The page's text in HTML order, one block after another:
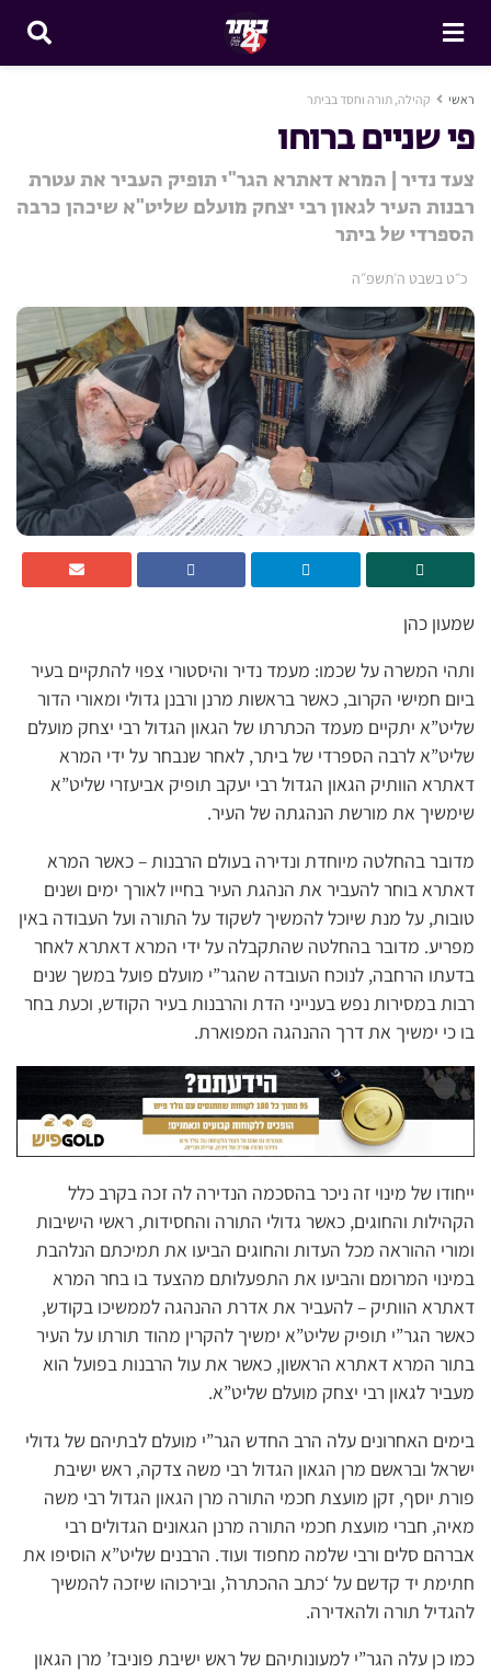
ראשי קהילה, תורה וחסד בביתר
פי שניים ברוחו
צעד נדיר | המרא דאתרא הגר"י תופיק העביר את עטרת
רבנות העיר לגאון רבי יצחק מועלם שליט"א שיכהן כרבה
הספרדי של ביתר
כ״ט בשבט ה׳תשפ״ה
שמעון כהן
ותהי המשרה על שכמו: מעמד נדיר והיסטורי צפוי להתקיים בעיר
ביום חמישי הקרוב, כאשר בראשות מרנן ורבנן גדולי ומאורי הדור
שליט”א יתקיים מעמד הכתרתו של הגאון הגדול רבי יצחק מועלם
שליט”א לרבה הספרדי של ביתר, לאחר שנבחר על ידי המרא
דאתרא הוותיק הגאון הגדול רבי יעקב תופיק אביעזרי שליט”א
שימשיך את מורשת הנהגתה של העיר.
מדובר בהחלטה מיוחדת ונדירה בעולם הרבנות – כאשר המרא
דאתרא בוחר להעביר את הנהגת העיר בחייו לאורך ימים ושנים
טובות, על מנת שיוכל להמשיך לשקוד על התורה ועל העבודה באין
מפריע. מדובר בהחלטה שהתקבלה על ידי המרא דאתרא לאחר
בדעתו הרחבה, לנוכח העובדה שהגר”י מועלם פועל במשך שנים
רבות במסירות נפש בענייני הדת והרבנות בעיר הקודש, וכעת בחר
בו כי ימשיך את דרך ההנהגה המפוארת.
ייחודו של מינוי זה ניכר בהסכמה הנדירה לה זכה בקרב כלל
הקהילות והחוגים, כאשר גדולי התורה והחסידות, ראשי הישיבות
ומורי ההוראה מכל העדות והחוגים הביעו את תמיכתם הנלהבת
במינוי המרומם והביעו את התפעלותם מהצעד בו בחר המרא
דאתרא הוותיק – להעביר את אדרת ההנהגה לממשיכו בקודש,
כאשר הגר”י תופיק שליט”א ימשיך להקרין מהוד תורתו על העיר
בתור המרא דאתרא הראשון, כאשר את עול הרבנות בפועל הוא
מעביר לגאון רבי יצחק מועלם שליט”א.
בימים האחרונים עלה הרב החדש הגר”י מועלם לבתיהם של גדולי
ישראל ובראשם מרן הגאון הגדול רבי משה צדקה, ראש ישיבת
פורת יוסף, זקן מועצת חכמי התורה מרן הגאון הגדול רבי משה
מאיה, חברי מועצת חכמי התורה מרנן הגאונים הגדולים רבי
אברהם סלים ורבי שלמה מחפוד ועוד. הרבנים שליט”א הוסיפו את
חתימת יד קדשם על ‘כתב ההכתרה’, ובירכוהו שיזכה להמשיך
להגדיל תורה ולהאדירה.
כמו כן עלה הגר”י למעונותיהם של ראש ישיבת פוניבז’ מרן הגאון